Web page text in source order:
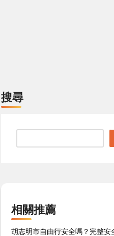
搜尋
相關推薦
胡志明市自由行安全嗎？完整安